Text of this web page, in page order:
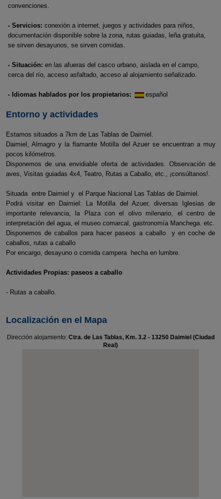
convenciones.
- Servicios: conexión a internet, juegos y actividades para niños,
documentación disponible sobre la zona, rutas guiadas, leña gratuita,
se sirven desayunos, se sirven comidas.
- Situación: en las afueras del casco urbano, aislada en el campo,
cerca del río, acceso asfaltado, acceso al alojamiento señalizado.
- Idiomas hablados por los propietarios: español
Entorno y actividades
Estamos situados a 7km de Las Tablas de Daimiel.
Daimiel, Almagro y la flamante Motilla del Azuer se encuentran a muy
pocos kilómetros.
Disponemos de una envidiable oferta de actividades. Observación de
aves, Visitas guiadas 4x4, Teatro, Rutas a Caballo, etc., ¡consúltanos!.
Situada entre Daimiel y el Parque Nacional Las Tablas de Daimiel.
Podrá visitar en Daimiel: La Motilla del Azuer, diversas Iglesias de
importante relevancia, la Plaza con el olivo milenario, el centro de
interpretación del agua, el museo comarcal, gastronomía Manchega. etc.
Disponemos de caballos para hacer paseos a caballo y en coche de
caballos, rutas a caballo
Por encargo, desayuno o comida campera hecha en lumbre.
Actividades Propias: paseos a caballo
- Rutas a caballo.
Localización en el Mapa
Dirección alojamiento: Ctra. de Las Tablas, Km. 3.2 - 13250 Daimiel (Ciudad
Real)